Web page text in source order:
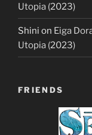
Utopia (2023)
Shini on Eiga
Utopia (2023)
FRIENDS